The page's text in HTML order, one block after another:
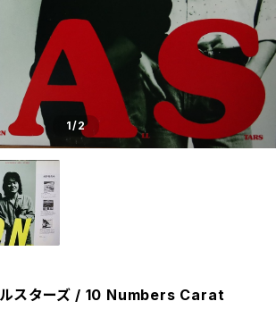
1/2
ルスターズ / 10 Numbers Carat